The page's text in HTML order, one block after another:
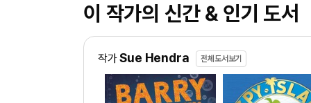
이 작가의 신간 & 인기 도서
작가Sue Hendra 전체도서보기